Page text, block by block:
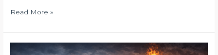
Read More »